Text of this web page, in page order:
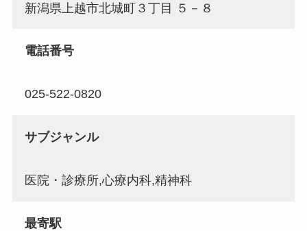
新潟県上越市北城町３丁目 ５－８
電話番号
025-522-0820
サブジャンル
医院・診療所,心療内科,精神科
最寄駅